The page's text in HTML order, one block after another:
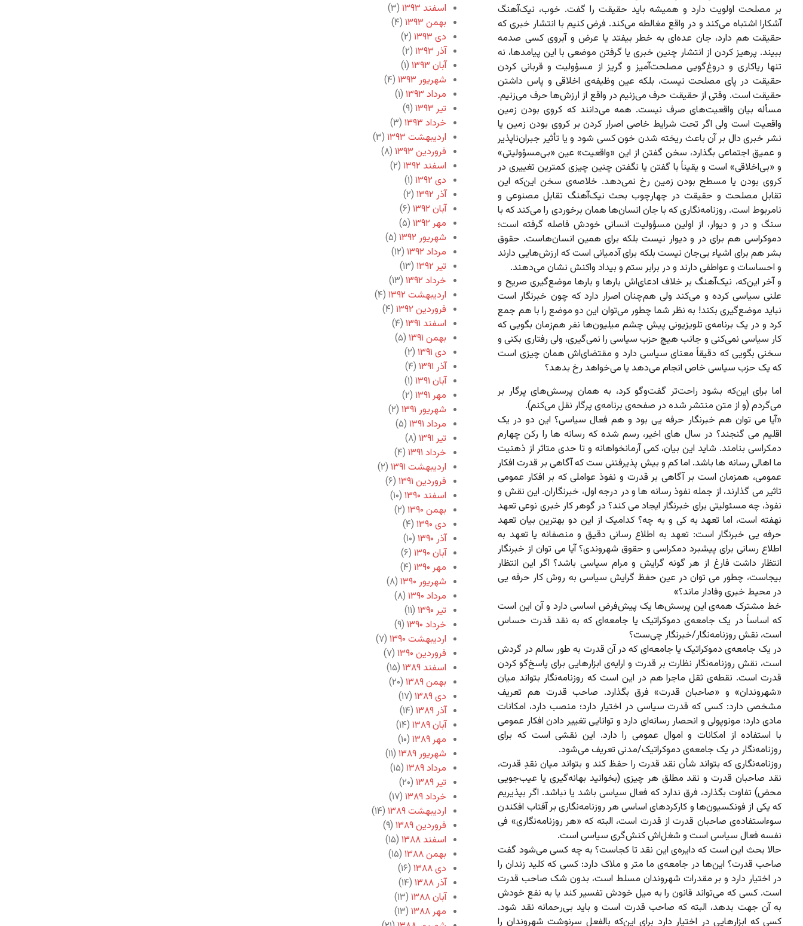
بر مصلحت اولویت دارد و همیشه باید حقیقت را گفت. خوب، نیک‌آهنگ
آشکارا اشتباه می‌کند و در واقع مغالطه می‌کند. فرض کنیم با انتشار خبری که
حقیقت هم دارد، جان عده‌ای به خطر بیفتد یا عرض و آبروی کسی صدمه
ببیند. پرهیز کردن از انتشار چنین خبری یا گرفتن موضعی با این پیامدها، نه
تنها ریاکاری و دروغ‌گویی مصلحت‌آمیز و گریز از مسؤولیت و قربانی کردن
حقیقت در پای مصلحت نیست، بلکه عین وظیفه‌ی اخلاقی و پاس داشتن
حقیقت است. وقتی از حقیقت حرف می‌زنیم در واقع از ارزش‌ها حرف می‌زنیم.
مسأله بیان واقعیت‌های صرف نیست. همه می‌دانند که کروی بودن زمین
واقعیت است ولی اگر تحت شرایط خاصی اصرار کردن بر کروی بودن زمین یا
نشر خبری دال بر آن باعث ریخته شدن خون کسی شود و یا تأثیر جبران‌ناپذیر
و عمیق اجتماعی بگذارد، سخن گفتن از این «واقعیت» عین «بی‌مسؤولیتی»
و «بی‌اخلاقی» است و یقیناً با گفتن یا نگفتن چنین چیزی کمترین تغییری در
کروی بودن یا مسطح بودن زمین رخ نمی‌دهد. خلاصه‌ی سخن این‌که این
تقابل مصلحت و حقیقت در چهارچوب بحث نیک‌آهنگ تقابل مصنوعی و
نامربوط است. روزنامه‌نگاری که با جان انسان‌ها همان برخوردی را می‌کند که با
سنگ و در و دیوار، از اولین مسؤولیت انسانی خودش فاصله گرفته است؛
دموکراسی هم برای در و دیوار نیست بلکه برای همین انسان‌هاست. حقوق
بشر هم برای اشیاء بی‌جان نیست بلکه برای آدمیانی است که ارزش‌هایی دارند
و احساسات و عواطفی دارند و در برابر ستم و بیداد واکنش نشان می‌دهند.
و آخر این‌‌که،‌ نیک‌آهنگ بر خلاف ادعای‌اش بارها و بارها موضع‌گیری صریح و
علنی سیاسی کرده و می‌‌کند ولی هم‌چنان اصرار دارد که چون خبرنگار است
نباید موضع‌گیری بکند! به نظر شما چطور می‌توان این دو موضع را با هم جمع
کرد و در یک برنامه‌ی تلویزیونی پیش چشم میلیون‌ها نفر هم‌زمان بگویی که
کار سیاسی نمی‌کنی و جانب هیچ حزب سیاسی را نمی‌گیری، ولی رفتاری بکنی و
سخنی بگویی که دقیقاً معنای سیاسی دارد و مقتضای‌اش همان چیزی است
که یک حزب سیاسی خاص انجام می‌دهد یا می‌خواهد رخ بدهد؟
اما برای این‌‌که بشود راحت‌تر گفت‌وگو کرد، به همان پرسش‌های پرگار بر
می‌گردم (و از متن منتشر شده در صفحه‌ی برنامه‌ی پرگار نقل می‌‌کنم).
«آیا می توان هم خبرنگار حرفه یی بود و هم فعال سیاسی؟ این دو در یک
اقلیم می گنجند؟ در سال های اخیر، رسم شده که رسانه ها را رکن چهارم
دمکراسی بنامند. شاید این بیان، کمی آرمانخواهانه و تا حدی متاثر از ذهنیت
ما اهالی رسانه ها باشد. اما کم و بیش پذیرفتنی ست که آگاهی بر قدرت افکار
عمومی، همزمان است بر آگاهی بر قدرت و نفوذ عواملی که بر افکار عمومی
تاثیر می گذارند، از جمله نفوذ رسانه ها و در درجه اول، خبرنگاران. این نقش و
نفوذ، چه مسئولیتی برای خبرنگار ایجاد می کند؟ در گوهر کار خبری نوعی تعهد
نهفته است، اما تعهد به کی و به چه؟ کدامیک از این دو بهترین بیان تعهد
حرفه یی خبرنگار است: تعهد به اطلاع رسانی دقیق و منصفانه یا تعهد به
اطلاع رسانی برای پیشبرد دمکراسی و حقوق شهروندی؟ آیا می توان از خبرنگار
انتظار داشت فارغ از هر گونه گرایش و مرام سیاسی باشد؟ اگر این انتظار
بیجاست، چطور می توان در عین حفظ گرایش سیاسی به روش کار حرفه یی
در محیط خبری وفادار ماند؟»
خط مشترک همه‌ی این پرسش‌ها یک پیش‌فرض اساسی دارد و آن این است
که اساساً در یک جامعه‌ی دموکراتیک یا جامعه‌ای که به نقد قدرت حساس
است، نقش روزنامه‌نگار/خبرنگار چی‌ست؟
در یک جامعه‌ی دموکراتیک یا جامعه‌ای که در آن قدرت به طور سالم در گردش
است، نقش روزنامه‌نگار نظارت بر قدرت و ارایه‌ی ابزارهایی برای پاسخ‌گو کردن
قدرت است. نقطه‌ی ثقل ماجرا هم در این است که روزنامه‌نگار بتواند میان
«شهروندان» و «صاحبان قدرت» فرق بگذارد. صاحب قدرت هم تعریف
مشخصی دارد: کسی که قدرت سیاسی در اختیار دارد؛ منصب دارد،‌ امکانات
مادی دارد؛ مونوپولی و انحصار رسانه‌ای دارد و توانایی تغییر دادن افکار عمومی
با استفاده از امکانات و اموال عمومی را دارد. این نقشی است که برای
روزنامه‌نگار در یک جامعه‌ی دموکراتیک/مدنی تعریف می‌شود.
روزنامه‌نگاری که بتواند شأن نقد قدرت را حفظ کند و بتواند میان نقدِ قدرت،
نقد صاحبان قدرت و نقد مطلق هر چیزی (بخوانید بهانه‌گیری یا عیب‌جویی
محض) تفاوت بگذارد، فرق ندارد که فعال سیاسی باشد یا نباشد. اگر بپذیریم
که یکی از فونکسیون‌ها و کارکردهای اساسی هر روزنامه‌نگاری بر آفتاب افکندن
سوءاستفاده‌ی صاحبان قدرت از قدرت است، البته که «هر روزنامه‌نگاری» فی
نفسه فعال سیاسی است و شغل‌اش کنش‌گری سیاسی است.
حالا بحث این است که دایره‌ی این نقد تا کجاست؟ به چه کسی می‌شود گفت
صاحب قدرت؟ این‌ها در جامعه‌ی ما متر و ملاک دارد: کسی که کلید زندان را
در اختیار دارد و بر مقدرات شهروندان مسلط است، بدون شک صاحب قدرت
است. کسی که می‌تواند قانون را به میل خودش تفسیر کند یا به نفع خودش
به آن جهت بدهد، البته که صاحب قدرت است و باید بی‌رحمانه نقد شود.
کسی که ابزارهایی در اختیار دارد برای این‌که بالفعل سرنوشت شهروندان را
اسفند ۱۳۹۳
(۳)
بهمن ۱۳۹۳
(۴)
دی ۱۳۹۳
(۲)
آذر ۱۳۹۳
(۲)
آبان ۱۳۹۳
(۱)
شهریور ۱۳۹۳
(۴)
مرداد ۱۳۹۳
(۱)
تیر ۱۳۹۳
(۹)
خرداد ۱۳۹۳
(۳)
اردیبهشت ۱۳۹۳
(۳)
فروردین ۱۳۹۳
(۸)
اسفند ۱۳۹۲
(۲)
دی ۱۳۹۲
(۱)
آذر ۱۳۹۲
(۲)
آبان ۱۳۹۲
(۶)
مهر ۱۳۹۲
(۵)
شهریور ۱۳۹۲
(۵)
مرداد ۱۳۹۲
(۱۲)
تیر ۱۳۹۲
(۱۳)
خرداد ۱۳۹۲
(۱۳)
اردیبهشت ۱۳۹۲
(۴)
فروردین ۱۳۹۲
(۴)
اسفند ۱۳۹۱
(۴)
بهمن ۱۳۹۱
(۵)
دی ۱۳۹۱
(۲)
آذر ۱۳۹۱
(۴)
آبان ۱۳۹۱
(۱)
مهر ۱۳۹۱
(۲)
شهریور ۱۳۹۱
(۲)
مرداد ۱۳۹۱
(۵)
تیر ۱۳۹۱
(۸)
خرداد ۱۳۹۱
(۴)
اردیبهشت ۱۳۹۱
(۲)
فروردین ۱۳۹۱
(۶)
اسفند ۱۳۹۰
(۱۰)
بهمن ۱۳۹۰
(۲)
دی ۱۳۹۰
(۴)
آذر ۱۳۹۰
(۱۰)
آبان ۱۳۹۰
(۶)
مهر ۱۳۹۰
(۴)
شهریور ۱۳۹۰
(۸)
مرداد ۱۳۹۰
(۸)
تیر ۱۳۹۰
(۱۱)
خرداد ۱۳۹۰
(۹)
اردیبهشت ۱۳۹۰
(۷)
فروردین ۱۳۹۰
(۷)
اسفند ۱۳۸۹
(۱۵)
بهمن ۱۳۸۹
(۲۰)
دی ۱۳۸۹
(۱۷)
آذر ۱۳۸۹
(۱۴)
آبان ۱۳۸۹
(۱۴)
مهر ۱۳۸۹
(۱۰)
شهریور ۱۳۸۹
(۱۱)
مرداد ۱۳۸۹
(۱۵)
تیر ۱۳۸۹
(۲۰)
خرداد ۱۳۸۹
(۱۷)
اردیبهشت ۱۳۸۹
(۱۴)
فروردین ۱۳۸۹
(۹)
اسفند ۱۳۸۸
(۱۵)
بهمن ۱۳۸۸
(۱۵)
دی ۱۳۸۸
(۱۶)
آذر ۱۳۸۸
(۱۴)
آبان ۱۳۸۸
(۱۳)
مهر ۱۳۸۸
(۱۳)